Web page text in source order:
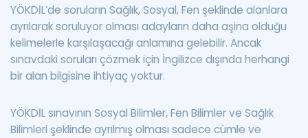
YÖKDİL’de soruların Sağlık, Sosyal, Fen şeklinde alanlara
ayrılarak soruluyor olması adayların daha aşina olduğu
kelimelerle karşılaşacağı anlamına gelebilir. Ancak
sınavdaki soruları çözmek için İngilizce dışında herhangi
bir alan bilgisine ihtiyaç yoktur.
YÖKDİL sınavının Sosyal Bilimler, Fen Bilimler ve Sağlık
Bilimleri şeklinde ayrılmış olması sadece cümle ve